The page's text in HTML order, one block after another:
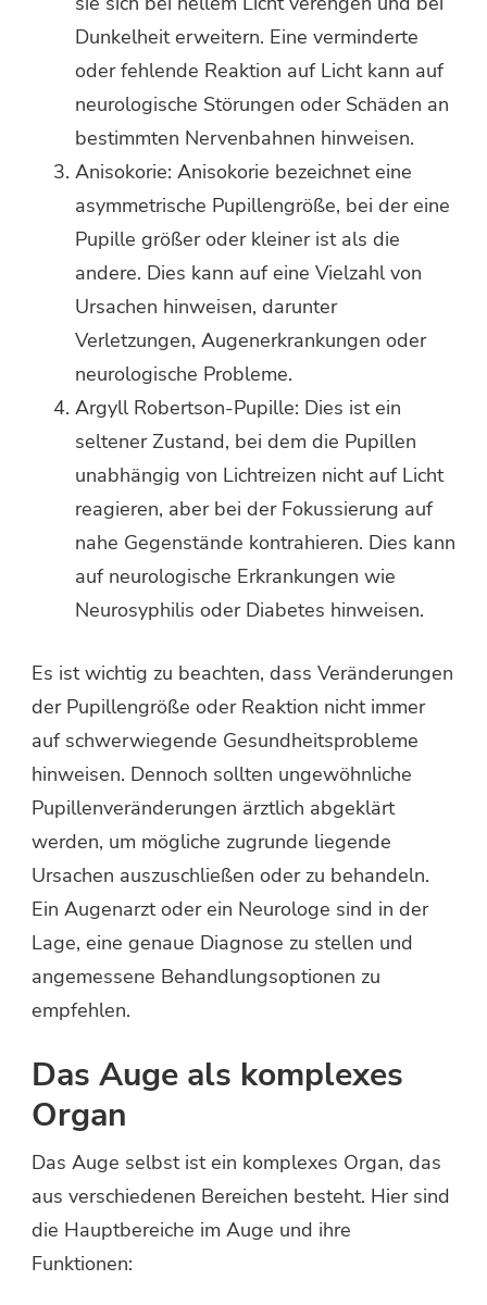
Dunkelheit erweitern. Eine verminderte
oder fehlende Reaktion auf Licht kann auf
neurologische Störungen oder Schäden an
bestimmten Nervenbahnen hinweisen.
Anisokorie: Anisokorie bezeichnet eine
asymmetrische Pupillengröße, bei der eine
Pupille größer oder kleiner ist als die
andere. Dies kann auf eine Vielzahl von
Ursachen hinweisen, darunter
Verletzungen, Augenerkrankungen oder
neurologische Probleme.
Argyll Robertson-Pupille: Dies ist ein
seltener Zustand, bei dem die Pupillen
unabhängig von Lichtreizen nicht auf Licht
reagieren, aber bei der Fokussierung auf
nahe Gegenstände kontrahieren. Dies kann
auf neurologische Erkrankungen wie
Neurosyphilis oder Diabetes hinweisen.
Es ist wichtig zu beachten, dass Veränderungen
der Pupillengröße oder Reaktion nicht immer
auf schwerwiegende Gesundheitsprobleme
hinweisen. Dennoch sollten ungewöhnliche
Pupillenveränderungen ärztlich abgeklärt
werden, um mögliche zugrunde liegende
Ursachen auszuschließen oder zu behandeln.
Ein Augenarzt oder ein Neurologe sind in der
Lage, eine genaue Diagnose zu stellen und
angemessene Behandlungsoptionen zu
empfehlen.
Das Auge als komplexes
Organ
Das Auge selbst ist ein komplexes Organ, das
aus verschiedenen Bereichen besteht. Hier sind
die Hauptbereiche im Auge und ihre
Funktionen: